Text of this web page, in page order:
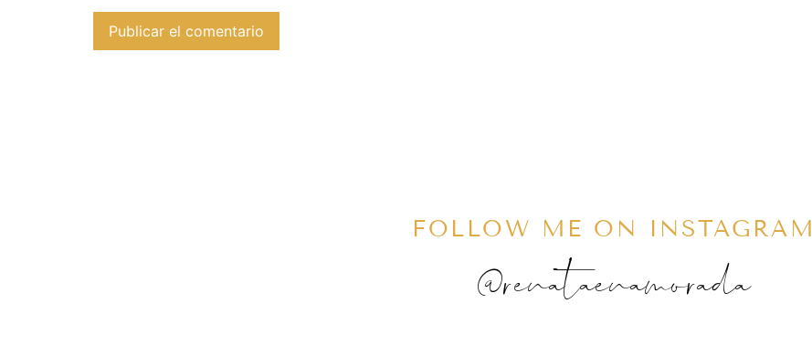
FOLLOW ME ON INSTAGRAM
@renataenamorada